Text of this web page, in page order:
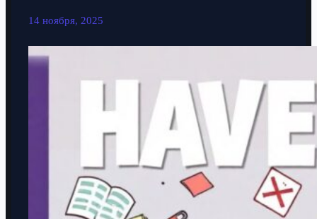
14 ноября, 2025